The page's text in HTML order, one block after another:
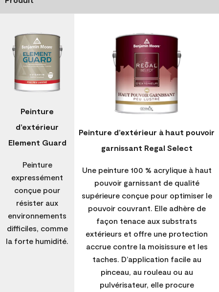
Peinture
d’extérieur
Element Guard
Peinture
expressément
conçue pour
résister aux
environnements
difficiles, comme
la forte humidité.
Peinture d’extérieur à haut pouvoir
garnissant Regal Select
Une peinture 100 % acrylique à haut
pouvoir garnissant de qualité
supérieure conçue pour optimiser le
pouvoir couvrant. Elle adhère de
façon tenace aux substrats
extérieurs et offre une protection
accrue contre la moisissure et les
taches. D’application facile au
pinceau, au rouleau ou au
pulvérisateur, elle procure